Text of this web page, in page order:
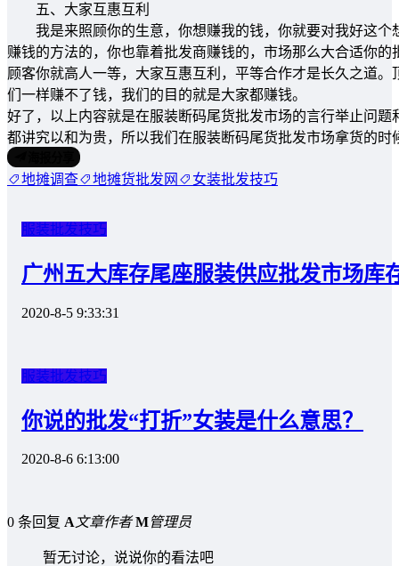
五、大家互惠互利
我是来照顾你的生意，你想赚我的钱，你就要对我好这个
赚钱的方法的，你也靠着批发商赚钱的，市场那么大合适你
顾客你就高人一等，大家互惠互利，平等合作才是长久之道。
们一样赚不了钱，我们的目的就是大家都赚钱。
好了，以上内容就是在服装断码尾货批发市场的言行举止问
都讲究以和为贵，所以我们在服装断码尾货批发市场拿货的
地摊调查 地摊货批发网 女装批发技巧
服装批发技巧
广州五大库存尾座服装供应批发市场库
2020-8-5 9:33:31
服装批发技巧
你说的批发“打折”女装是什么意思？
2020-8-6 6:13:00
0 条回复 A文章作者 M管理员
暂无讨论，说说你的看法吧